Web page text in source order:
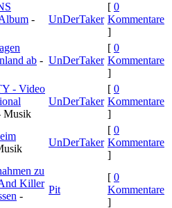
-
UnDerTaker
[ 0
Kommentare
]
ab - UnDerTaker
[ 0
Kommentare
]
- Video
Musik
UnDerTaker
[ 0
Kommentare
]
UnDerTaker
[ 0
Kommentare
]
zu
Killer
-
Pit
[ 0
Kommentare
]